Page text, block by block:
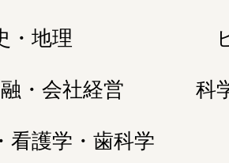
・地理
・会社経営 科
看護学・歯科学